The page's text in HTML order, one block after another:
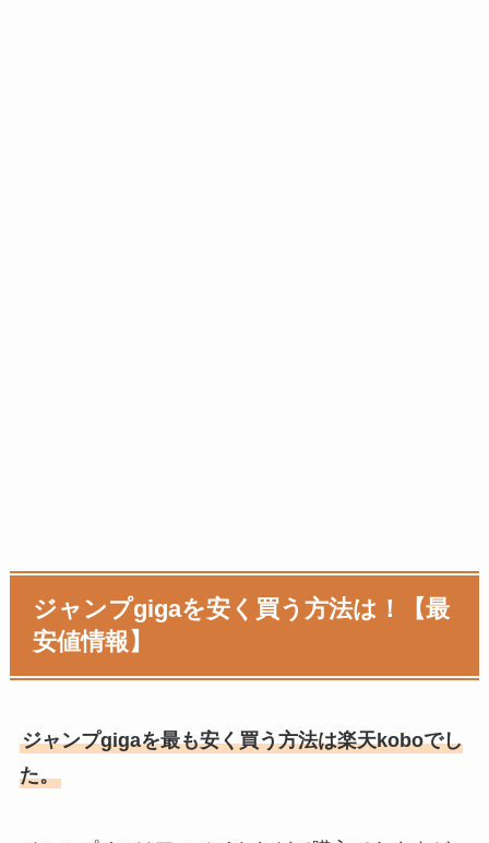
ジャンプgigaを安く買う方法は！【最
安値情報】
ジャンプgigaを最も安く買う方法は楽天koboでし
た。